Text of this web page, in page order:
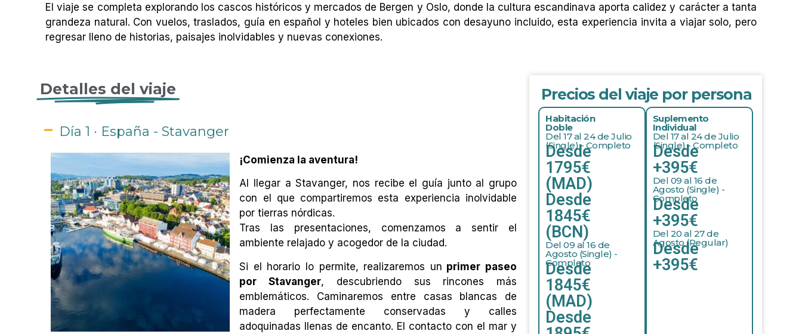
El viaje se completa explorando los cascos históricos y mercados de Bergen y Oslo, donde la cultura escandinava aporta calidez y carácter a tanta
grandeza natural. Con vuelos, traslados, guía en español y hoteles bien ubicados con desayuno incluido, esta experiencia invita a viajar solo, pero
regresar lleno de historias, paisajes inolvidables y nuevas conexiones.
Detalles del viaje
Día 1 · España - Stavanger
¡Comienza la aventura!
Al llegar a Stavanger, nos recibe el guía junto al grupo
con el que compartiremos esta experiencia inolvidable
por tierras nórdicas.
Tras las presentaciones, comenzamos a sentir el
ambiente relajado y acogedor de la ciudad.
Si el horario lo permite, realizaremos un primer paseo
por Stavanger, descubriendo sus rincones más
emblemáticos. Caminaremos entre casas blancas de
madera perfectamente conservadas y calles
adoquinadas llenas de encanto. El contacto con el mar y
Precios del viaje por persona
Habitación
Doble
Del 17 al 24 de Julio
(Single) - Completo
Desde
1795€
(MAD)
Desde
1845€
(BCN)
Del 09 al 16 de
Agosto (Single) -
Completo
Desde
1845€
(MAD)
Desde
Suplemento
Individual
Del 17 al 24 de Julio
(Single) - Completo
Desde
+395€
Del 09 al 16 de
Agosto (Single) -
Completo
Desde
+395€
Del 20 al 27 de
Agosto (Regular)
Desde
+395€